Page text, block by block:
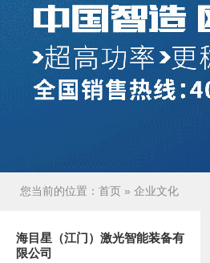
您当前的位置： 首页 » 企业文化
海目星（江门）激光智能装备有
限公司